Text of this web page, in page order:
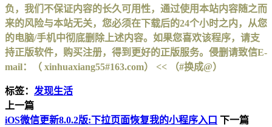
负，我们不保证内容的长久可用性，通过使用本站内容随之而
来的风险与本站无关，您必须在下载后的24个小时之内，从您
的电脑/手机中彻底删除上述内容。如果您喜欢该程序，请支
持正版软件，购买注册，得到更好的正版服务。侵删请致信E-
mail：（ xinhuaxiang55#163.com） << （#换成@）
标签： 发现生活
上一篇
iOS微信更新8.0.2版:下拉页面恢复我的小程序入口 下一篇